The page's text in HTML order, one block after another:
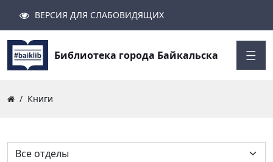
Поиск
Найти
ВЕРСИЯ ДЛЯ СЛАБОВИДЯЩИХ
Библиотека города Байкальска
Книги